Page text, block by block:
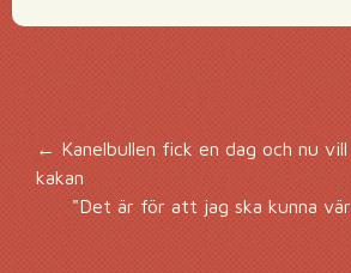
←Kanelbullen fick en dag och nu
kakan
"Det är för att jag ska kunna